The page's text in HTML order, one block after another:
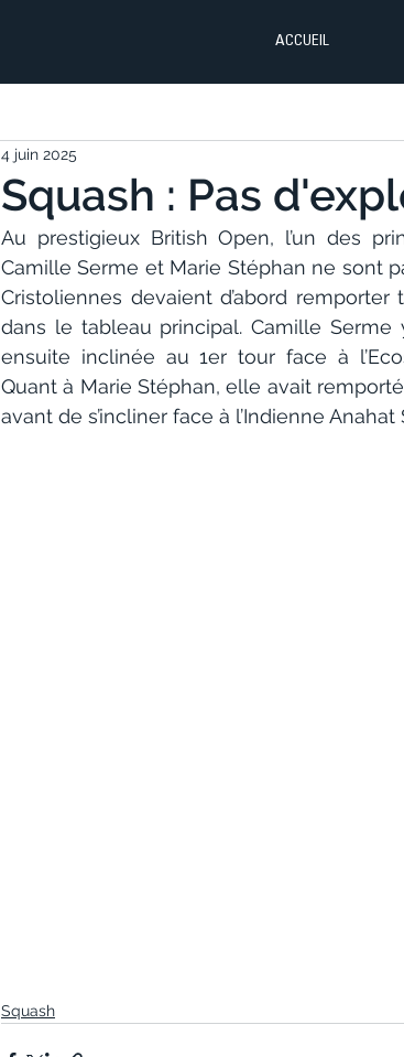
ACCUEIL
Squash : Pas
4 juin 2025
Au prestigieux British Open, l’un des
Camille Serme et Marie Stéphan ne sont
Cristoliennes devaient d’abord
dans le tableau principal. Camille
ensuite inclinée au 1er tour face à
Quant à Marie Stéphan, elle avait
avant de s’incliner face à l’Indienne Anahat
Squash